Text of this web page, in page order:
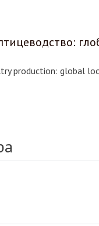
production: global